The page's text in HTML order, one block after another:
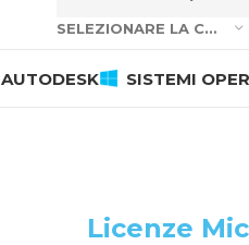
SELEZIONARE LA CATEGORIA
AUTODESK SISTEMI
Licenze